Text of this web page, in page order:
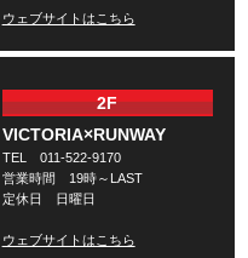
ウェブサイトはこちら
2F
VICTORIA×RUNWAY
TEL 011-522-9170
営業時間 19時～LAST
定休日 日曜日
ウェブサイトはこちら